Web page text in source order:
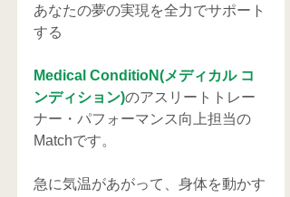
あなたの夢の実現を全力でサポート
する
Medical ConditioN(メディカル コ
ンディション)のアスリートトレー
ナー・パフォーマンス向上担当の
Matchです。
急に気温があがって、身体を動かす